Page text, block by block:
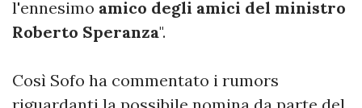
l'ennesimo amico degli amici del ministro
Roberto Speranza".
Così Sofo ha commentato i rumors